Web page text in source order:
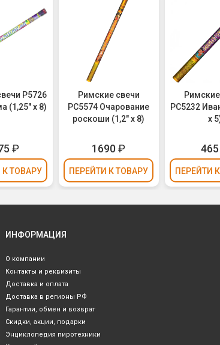
Р5726
(1,25" х 8)
₽
К ТОВАРУ
Римские свечи
РС5574 Очарование
роскоши (1,2" х 8)
1690₽
ПЕРЕЙТИ К ТОВАРУ
РС5232
х
465
ПЕРЕЙТИ
ИНФОРМАЦИЯ
О компании
Контакты и реквизиты
Доставка и оплата
Доставка в регионы РФ
Гарантии, обмен и возврат
Скидки, акции, подарки
Энциклопедия пиротехники